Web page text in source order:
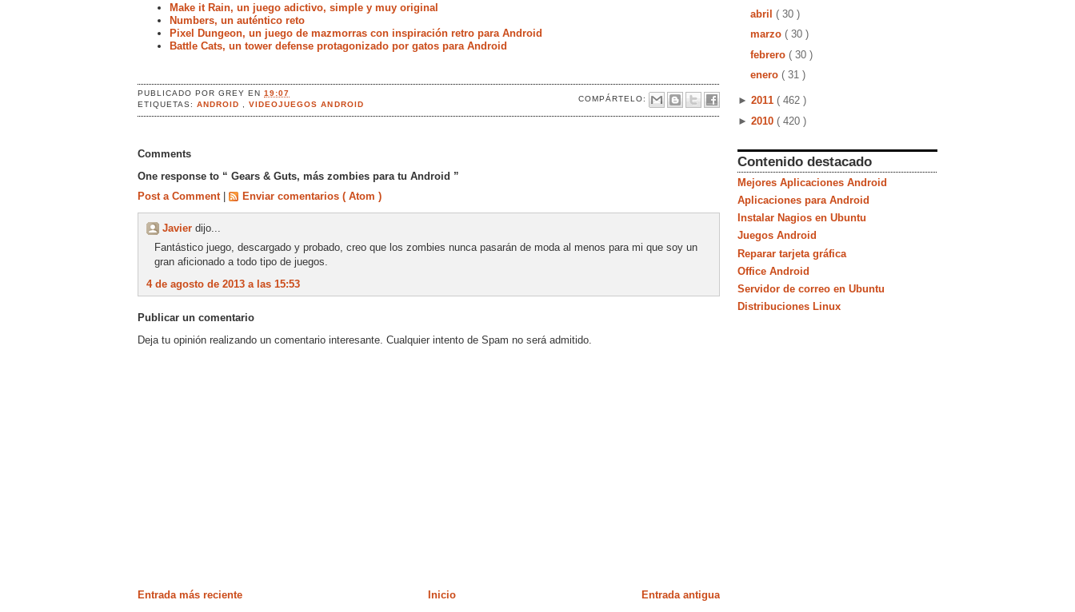
Make it Rain, un juego adictivo, simple y muy original
Numbers, un auténtico reto
Pixel Dungeon, un juego de mazmorras con inspiración retro para Android
Battle Cats, un tower defense protagonizado por gatos para Android
PUBLICADO PORGREYEN19:07
COMPÁRTELO:
ETIQUETAS:ANDROID ,VIDEOJUEGOS ANDROID
Comments
One response to “ Gears & Guts, más zombies para tu Android ”
Post a Comment
Enviar comentarios ( Atom )
Javier dijo...
Fantástico juego, descargado y probado, creo que los zombies nunca pasarán de moda al menos para mi que soy un
gran aficionado a todo tipo de juegos.
4 de agosto de 2013 a las 15:53
Publicar un comentario
Deja tu opinión realizando un comentario interesante. Cualquier intento de Spam no será admitido.
Entrada más reciente Entrada antigua
Inicio
abril ( 30 )
marzo ( 30 )
febrero ( 30 )
enero ( 31 )
► 2011 ( 462 )
► 2010 ( 420 )
Contenido destacado
Mejores Aplicaciones Android
Aplicaciones para Android
Instalar Nagios en Ubuntu
Juegos Android
Reparar tarjeta gráfica
Office Android
Servidor de correo en Ubuntu
Distribuciones Linux